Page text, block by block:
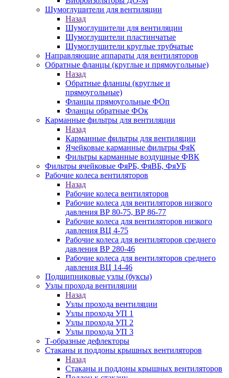
Шумоглушители для вентиляции
Назад
Шумоглушители для вентиляции
Шумоглушители пластинчатые
Шумоглушители круглые трубчатые
Направляющие аппараты для вентиляторов
Обратные фланцы (круглые и прямоугольные)
Назад
Обратные фланцы (круглые и
прямоугольные)
Фланцы прямоугольные ФОп
Фланцы обратные ФОк
Карманные фильтры для вентиляции
Назад
Карманные фильтры для вентиляции
Ячейковые карманные фильтры ФяК
Фильтры карманные воздушные ФВК
Фильтры ячейковые ФяРБ, ФяВБ, ФяУБ
Рабочие колеса вентиляторов
Назад
Рабочие колеса вентиляторов
Рабочие колеса для вентиляторов низкого
давления ВР 80-75, ВР 86-77
Рабочие колеса для вентиляторов низкого
давления ВЦ 4-75
Рабочие колеса для вентиляторов среднего
давления ВР 280-46
Рабочие колеса для вентиляторов среднего
давления ВЦ 14-46
Подшипниковые узлы (буксы)
Узлы прохода вентиляции
Назад
Узлы прохода вентиляции
Узлы прохода УП 1
Узлы прохода УП 2
Узлы прохода УП 3
Т-образные дефлекторы
Стаканы и поддоны крышных вентиляторов
Назад
Стаканы и поддоны крышных вентиляторов